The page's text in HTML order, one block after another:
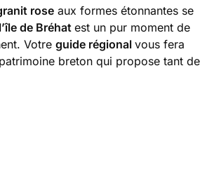
rose aux formes étonnantes se
l’île de Bréhat est un pur moment de
Votre guide régional vous fera
breton qui propose tant de